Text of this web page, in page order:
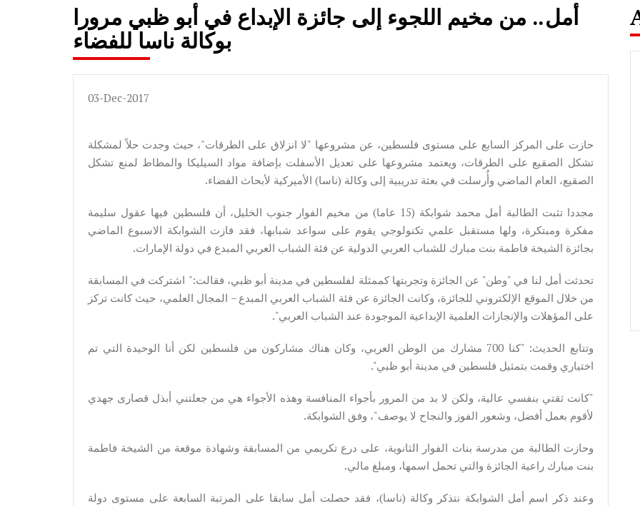
أمل.. من مخيم اللجوء إلى جائزة الإبداع في أبو ظبي مرورا
بوكالة ناسا للفضاء
03-Dec-2017
حازت على المركز السابع على مستوى فلسطين، عن مشروعها "لا انزلاق على الطرقات"، حيث وجدت حلاً لمشكلة
تشكل الصقيع على الطرقات، ويعتمد مشروعها على تعديل الأسفلت بإضافة مواد السيليكا والمطاط لمنع تشكل
الصقيع، العام الماضي وأُرسلت في بعثة تدريبية إلى وكالة (ناسا) الأميركية لأبحاث الفضاء.
مجددا تثبت الطالبة أمل محمد شوابكة (15 عاما) من مخيم الفوار جنوب الخليل، أن فلسطين فيها عقول سليمة
مفكرة ومبتكرة، ولها مستقبل علمي تكنولوجي يقوم على سواعد شبابها، فقد فازت الشوابكة الاسبوع الماضي
بجائزة الشيخة فاطمة بنت مبارك للشباب العربي الدولية عن فئة الشباب العربي المبدع في دولة الإمارات.
تحدثت أمل لنا في "وطن" عن الجائزة وتجربتها كممثلة لفلسطين في مدينة أبو ظبي، فقالت:" اشتركت في المسابقة
من خلال الموقع الإلكتروني للجائزة، وكانت الجائزة عن فئة الشباب العربي المبدع – المجال العلمي، حيث كانت تركز
على المؤهلات والإنجازات العلمية الإبداعية الموجودة عند الشباب العربي".
وتتابع الحديث: "كنا 700 مشارك من الوطن العربي، وكان هناك مشاركون من فلسطين لكن أنا الوحيدة التي تم
اختياري وقمت بتمثيل فلسطين في مدينة أبو ظبي".
"كانت ثقتي بنفسي عالية، ولكن لا بد من المرور بأجواء المنافسة وهذه الأجواء هي من جعلتني أبذل قصارى جهدي
لأقوم بعمل أفضل، وشعور الفوز والنجاح لا يوصف"، وفق الشوابكة.
وحازت الطالبة من مدرسة بنات الفوار الثانوية، على درع تكريمي من المسابقة وشهادة موقعة من الشيخة فاطمة
بنت مبارك راعية الجائزة والتي تحمل اسمها، ومبلغ مالي.
وعند ذكر اسم أمل الشوابكة نتذكر وكالة (ناسا)، فقد حصلت أمل سابقا على المرتبة السابعة على مستوى دولة